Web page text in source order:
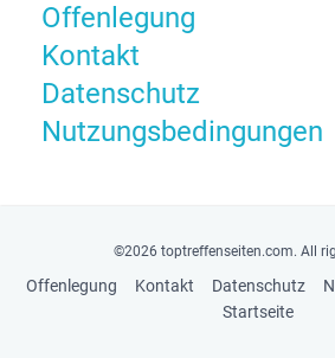
Offenlegung
Kontakt
Datenschutz
Nutzungsbedingungen
©2026 toptreffenseiten.com. All
Offenlegung Kontakt Datenschutz
Startseite